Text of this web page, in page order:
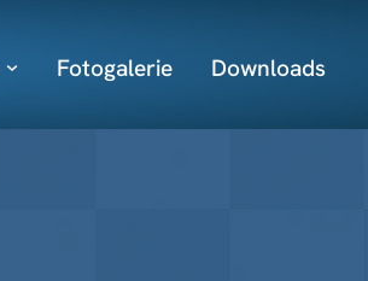
Fotogalerie Downloads